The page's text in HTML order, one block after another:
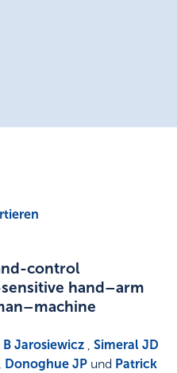
control
hand–arm
B Jarosiewicz ,Simeral JD
, Donoghue JP und Patrick